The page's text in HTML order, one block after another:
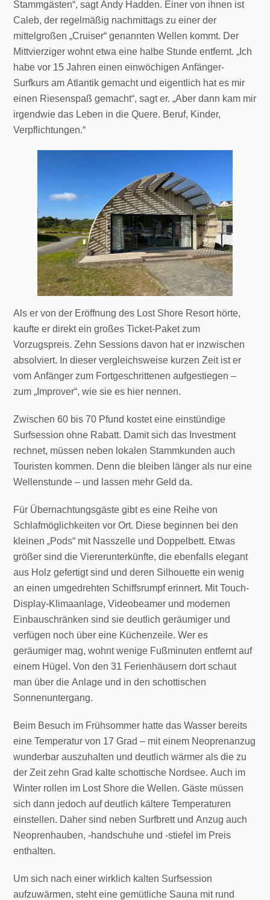
Stammgästen“, sagt Andy Hadden. Einer von ihnen ist
Caleb, der regelmäßig nachmittags zu einer der
mittelgroßen „Cruiser“ genannten Wellen kommt. Der
Mittvierziger wohnt etwa eine halbe Stunde entfernt. „Ich
habe vor 15 Jahren einen einwöchigen Anfänger-
Surfkurs am Atlantik gemacht und eigentlich hat es mir
einen Riesenspaß gemacht“, sagt er. „Aber dann kam mir
irgendwie das Leben in die Quere. Beruf, Kinder,
Verpflichtungen.“
Als er von der Eröffnung des Lost Shore Resort hörte,
kaufte er direkt ein großes Ticket-Paket zum
Vorzugspreis. Zehn Sessions davon hat er inzwischen
absolviert. In dieser vergleichsweise kurzen Zeit ist er
vom Anfänger zum Fortgeschrittenen aufgestiegen –
zum „Improver“, wie sie es hier nennen.
Zwischen 60 bis 70 Pfund kostet eine einstündige
Surfsession ohne Rabatt. Damit sich das Investment
rechnet, müssen neben lokalen Stammkunden auch
Touristen kommen. Denn die bleiben länger als nur eine
Wellenstunde – und lassen mehr Geld da.
Für Übernachtungsgäste gibt es eine Reihe von
Schlafmöglichkeiten vor Ort. Diese beginnen bei den
kleinen „Pods“ mit Nasszelle und Doppelbett. Etwas
größer sind die Viererunterkünfte, die ebenfalls elegant
aus Holz gefertigt sind und deren Silhouette ein wenig
an einen umgedrehten Schiffsrumpf erinnert. Mit Touch-
Display-Klimaanlage, Videobeamer und modernen
Einbauschränken sind sie deutlich geräumiger und
verfügen noch über eine Küchenzeile. Wer es
geräumiger mag, wohnt wenige Fußminuten entfernt auf
einem Hügel. Von den 31 Ferienhäusern dort schaut
man über die Anlage und in den schottischen
Sonnenuntergang.
Beim Besuch im Frühsommer hatte das Wasser bereits
eine Temperatur von 17 Grad – mit einem Neoprenanzug
wunderbar auszuhalten und deutlich wärmer als die zu
der Zeit zehn Grad kalte schottische Nordsee. Auch im
Winter rollen im Lost Shore die Wellen. Gäste müssen
sich dann jedoch auf deutlich kältere Temperaturen
einstellen. Daher sind neben Surfbrett und Anzug auch
Neoprenhauben, -handschuhe und -stiefel im Preis
enthalten.
Um sich nach einer wirklich kalten Surfsession
aufzuwärmen, steht eine gemütliche Sauna mit rund